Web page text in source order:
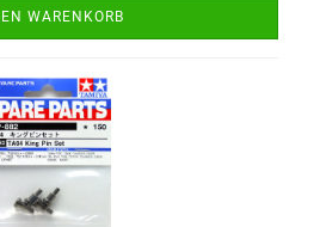
WARENKORB